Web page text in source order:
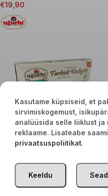
€19,90
Ugurlu Sultani lokum
Kasutame küpsiseid, et
sirvimiskogemust,
analüüsida selle liiklust
reklaame. Lisateabe
privaatsuspoliitikat.
Keeldu